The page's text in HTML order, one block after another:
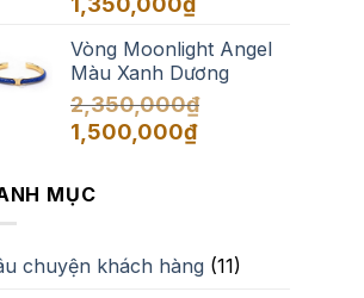
Vòng Moonlight Angel
Màu Xanh Dương
2,350,000₫
Giá
2,350,000₫.
1,500,000₫Giá
MỤC
chuyện khách hàng (11)